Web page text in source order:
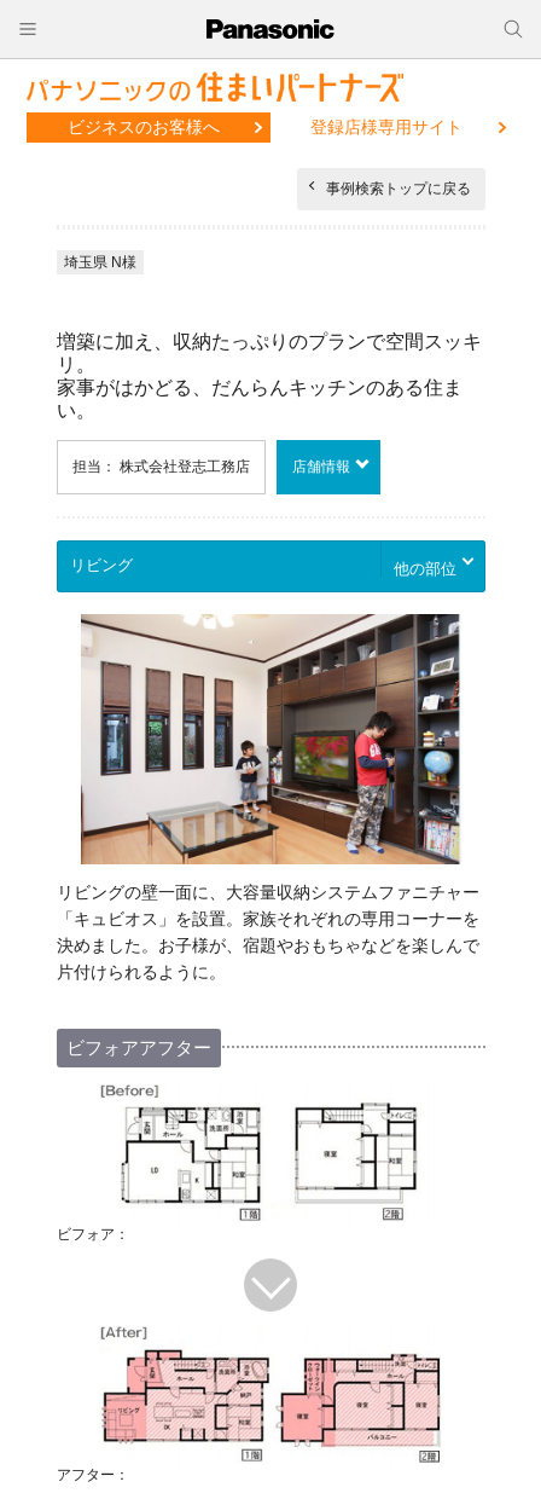
ビジネスのお客様へ 登録店様専用サイト
事例検索トップに戻る
埼玉県 N様
増築に加え、収納たっぷりのプランで空間スッキ
リ。
家事がはかどる、だんらんキッチンのある住ま
い。
担当： 株式会社登志工務店 店舗情報
他の部位
リビングの壁一面に、大容量収納システムファニチャー
「キュビオス」を設置。家族それぞれの専用コーナーを
決めました。お子様が、宿題やおもちゃなどを楽しんで
片付けられるように。
ビフォアアフター
ビフォア：
アフター：